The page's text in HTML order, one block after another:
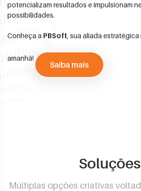
potencializam resultados e impulsionam
possibilidades.
Conheça a PBSoft , sua aliada
amanhã!
Saiba mais
Soluções
Múltiplas opções criativas